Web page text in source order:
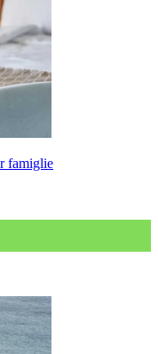
famiglie